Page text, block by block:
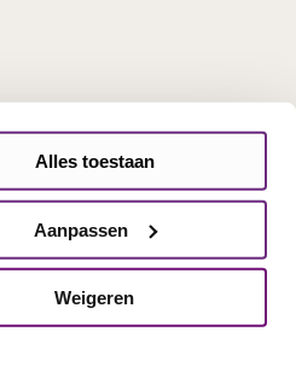
Alles toestaan
Aanpassen
Weigeren